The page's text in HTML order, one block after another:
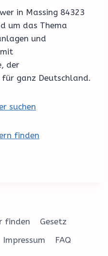
in Massing 84323
um das Thema
und
der
ganz Deutschland.
suchen
finden
finden
Gesetz
Impressum FAQ